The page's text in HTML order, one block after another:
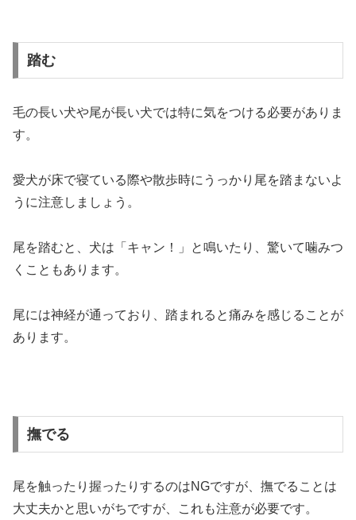
踏む
毛の長い犬や尾が長い犬では特に気をつける必要がありま
す。
愛犬が床で寝ている際や散歩時にうっかり尾を踏まないよ
うに注意しましょう。
尾を踏むと、犬は「キャン！」と鳴いたり、驚いて噛みつ
くこともあります。
尾には神経が通っており、踏まれると痛みを感じることが
あります。
撫でる
尾を触ったり握ったりするのはNGですが、撫でることは
大丈夫かと思いがちですが、これも注意が必要です。